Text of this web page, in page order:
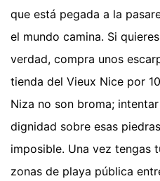
que está pegada a la
el mundo camina. Si
verdad, compra unos
tienda del Vieux Nice por
Niza no son broma;
dignidad sobre esas
imposible. Una vez tengas
zonas de playa pública